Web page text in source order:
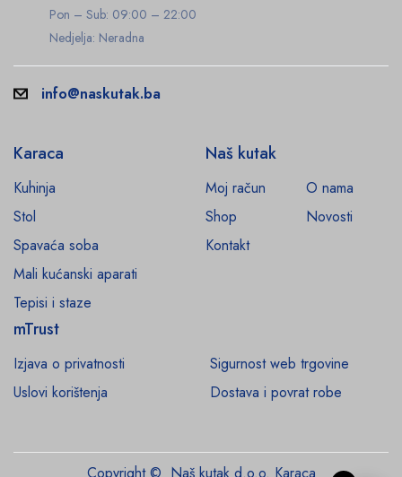
Pon – Sub: 09:00 – 22:00
Nedjelja: Neradna
info@naskutak.ba
Karaca
Kuhinja
Stol
Spavaća soba
Mali kućanski aparati
Tepisi i staze
Naš kutak
Moj račun
O nama
Shop
Novosti
Kontakt
mTrust
Izjava o privatnosti
Sigurnost web trgovine
Uslovi korištenja
Dostava i povrat robe
Copyright © Naš kutak d.o.o. Karaca